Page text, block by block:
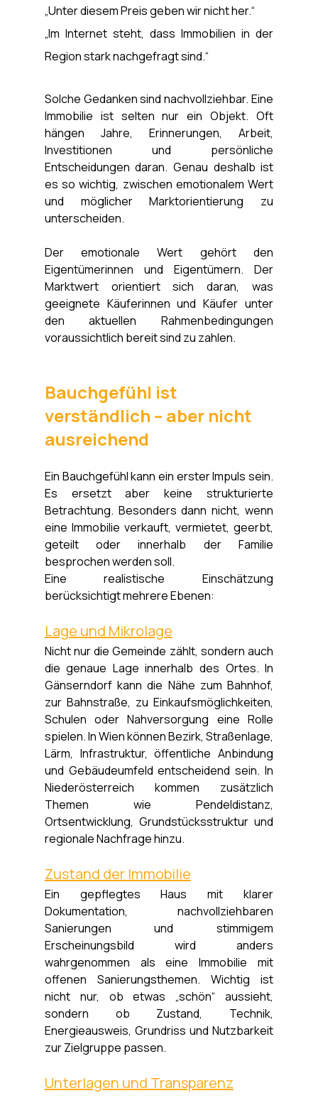
„Unter diesem Preis geben wir nicht her.“
„Im Internet steht, dass Immobilien in der
Region stark nachgefragt sind.“
Solche Gedanken sind nachvollziehbar. Eine
Immobilie ist selten nur ein Objekt. Oft
hängen Jahre, Erinnerungen, Arbeit,
Investitionen und persönliche
Entscheidungen daran. Genau deshalb ist
es so wichtig, zwischen emotionalem Wert
und möglicher Marktorientierung zu
unterscheiden.
Der emotionale Wert gehört den
Eigentümerinnen und Eigentümern. Der
Marktwert orientiert sich daran, was
geeignete Käuferinnen und Käufer unter
den aktuellen Rahmenbedingungen
voraussichtlich bereit sind zu zahlen.
Bauchgefühl ist
verständlich – aber nicht
ausreichend
Ein Bauchgefühl kann ein erster Impuls sein.
Es ersetzt aber keine strukturierte
Betrachtung. Besonders dann nicht, wenn
eine Immobilie verkauft, vermietet, geerbt,
geteilt oder innerhalb der Familie
besprochen werden soll.
Eine realistische Einschätzung
berücksichtigt mehrere Ebenen:
Lage und Mikrolage
Nicht nur die Gemeinde zählt, sondern auch
die genaue Lage innerhalb des Ortes. In
Gänserndorf kann die Nähe zum Bahnhof,
zur Bahnstraße, zu Einkaufsmöglichkeiten,
Schulen oder Nahversorgung eine Rolle
spielen. In Wien können Bezirk, Straßenlage,
Lärm, Infrastruktur, öffentliche Anbindung
und Gebäudeumfeld entscheidend sein. In
Niederösterreich kommen zusätzlich
Themen wie Pendeldistanz,
Ortsentwicklung, Grundstücksstruktur und
regionale Nachfrage hinzu.
Zustand der Immobilie
Ein gepflegtes Haus mit klarer
Dokumentation, nachvollziehbaren
Sanierungen und stimmigem
Erscheinungsbild wird anders
wahrgenommen als eine Immobilie mit
offenen Sanierungsthemen. Wichtig ist
nicht nur, ob etwas „schön“ aussieht,
sondern ob Zustand, Technik,
Energieausweis, Grundriss und Nutzbarkeit
zur Zielgruppe passen.
Unterlagen und Transparenz